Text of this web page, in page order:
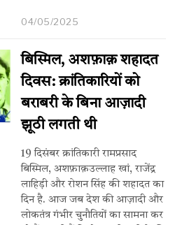
04/05/2025
बिस्मिल, अशफ़ाक़ शहादत
दिवस: क्रांतिकारियों को
बराबरी के बिना आज़ादी
झूठी लगती थी
19 दिसंबर क्रांतिकारी रामप्रसाद
बिस्मिल, अशफ़ाक़उल्लाह खां, राजेंद्र
लाहिड़ी और रोशन सिंह की शहादत का
दिन है. आज जब देश की आज़ादी और
लोकतंत्र गंभीर चुनौतियों का सामना कर